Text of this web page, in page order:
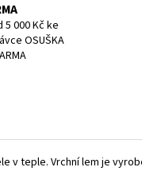
5 000 Kč ke
OSUŠKA
v teple. Vrchní lem je